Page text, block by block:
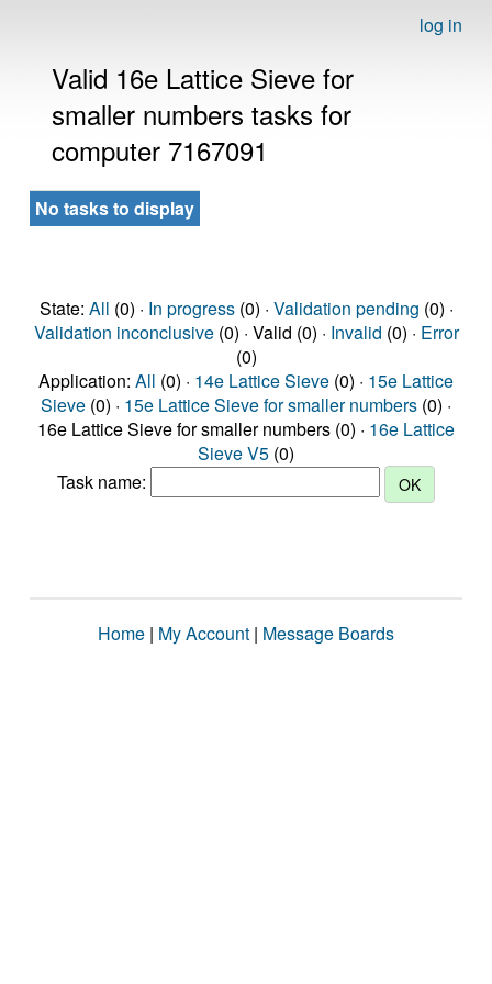
log in
Valid 16e Lattice Sieve for
smaller numbers tasks for
computer 7167091
No tasks to display
State: All (0) · In progress(0) · Validation pending (0) ·
Validation inconclusive(0) · Valid (0) · Invalid (0) · Error
(0)
Application: All (0) · 14e Lattice Sieve (0) · 15e Lattice
Sieve (0) · 15e Lattice Sieve for smaller numbers (0) ·
16e Lattice Sieve for smaller numbers (0) · 16e Lattice
Sieve V5 (0)
Task name:
Home | My Account | Message Boards